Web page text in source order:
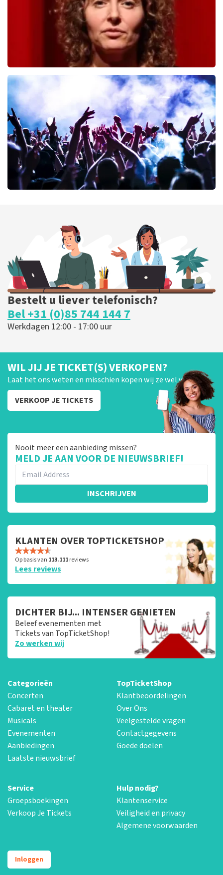
Esther van der Voort
BESTEL NU
BESTEL NU
Bestelt u liever telefonisch?
Bel +31 (0)85 744 144 7
Werkdagen 12:00 - 17:00 uur
WIL JIJ JE TICKET(S) VERKOPEN?
Laat het ons weten en misschien kopen wij ze wel van je!
VERKOOP JE TICKETS
Nooit meer een aanbieding missen?
MELD JE AAN VOOR DE NIEUWSBRIEF!
INSCHRIJVEN
KLANTEN OVER TOPTICKETSHOP
Op basis van 113.111reviews
Lees reviews
DICHTER BIJ... INTENSER GENIETEN
Beleef evenementen met
Tickets van TopTicketShop!
Zo werken wij
Categorieën
Concerten
Cabaret en theater
Musicals
Evenementen
Aanbiedingen
Laatste nieuwsbrief
TopTicketShop
Klantbeoordelingen
Over Ons
Veelgestelde vragen
Contactgegevens
Goede doelen
Service
Groepsboekingen
Verkoop Je Tickets
Hulp nodig?
Klantenservice
Veiligheid en privacy
Algemene voorwaarden
Inloggen